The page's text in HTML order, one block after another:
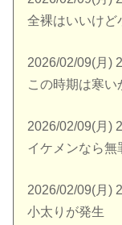
全裸はいいけど
2026/02/09(月)
この時期は寒
2026/02/09(月)
イケメンなら無
2026/02/09(月)
小太りが発生